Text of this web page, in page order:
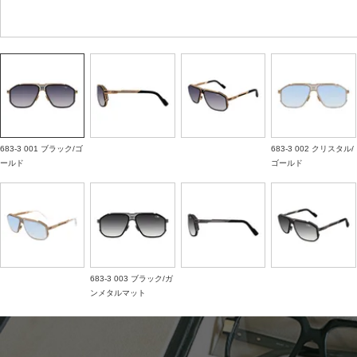
683-3 001 ブラック/ゴ
ールド
683-3 002 クリスタル/
ゴールド
683-3 003 ブラック/ガ
ンメタルマット